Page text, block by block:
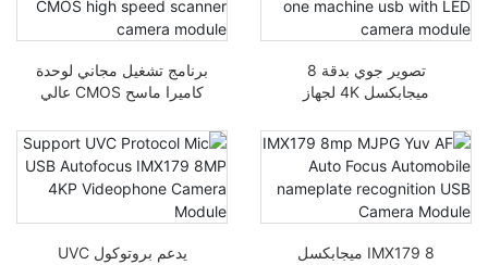
تصوير جوي بدقة 8
ميجابكسل 4K لجهاز
وحدة كاميرا LED
برنامج تشغيل مجاني لوحدة
كاميرا ماسح CMOS عالي
IMX179 بتقنية 4K 8MP
IMX179 8 ميجابكسل
يدعم بروتوكول UVC